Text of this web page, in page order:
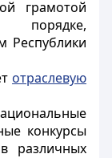
грамотой
порядке,
Республики
отраслевую
конкурсы
различных